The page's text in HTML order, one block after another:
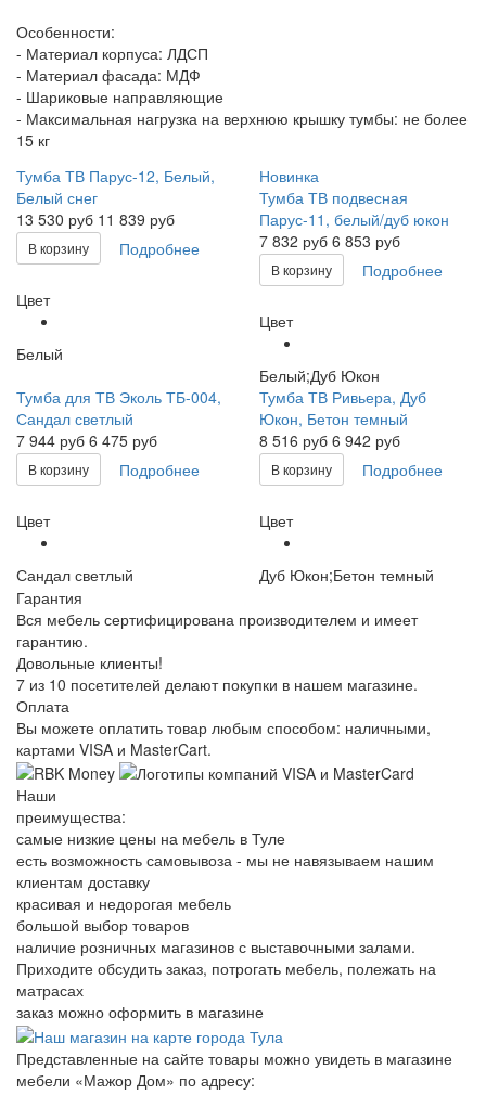
Особенности:
- Материал корпуса: ЛДСП
- Материал фасада: МДФ
- Шариковые направляющие
- Максимальная нагрузка на верхнюю крышку тумбы: не более
15 кг
Тумба ТВ Парус-12, Белый,
Белый снег
13 530 руб 11 839 руб
В корзину Подробнее
Цвет
Белый
Новинка
Тумба ТВ подвесная
Парус-11, белый/дуб юкон
7 832 руб 6 853 руб
В корзину Подробнее
Цвет
Белый;Дуб Юкон
Тумба для ТВ Эколь ТБ-004,
Сандал светлый
7 944 руб 6 475 руб
В корзину Подробнее
Цвет
Сандал светлый
Тумба ТВ Ривьера, Дуб
Юкон, Бетон темный
8 516 руб 6 942 руб
В корзину Подробнее
Цвет
Дуб Юкон;Бетон темный
Гарантия
Вся мебель сертифицирована производителем и имеет
гарантию.
Довольные клиенты!
7 из 10 посетителей делают покупки в нашем магазине.
Оплата
Вы можете оплатить товар любым способом: наличными,
картами VISA и MasterCart.
Наши
преимущества:
самые низкие цены на мебель в Туле
есть возможность самовывоза - мы не навязываем нашим
клиентам доставку
красивая и недорогая мебель
большой выбор товаров
наличие розничных магазинов с выставочными залами.
Приходите обсудить заказ, потрогать мебель, полежать на
матрасах
заказ можно оформить в магазине
Представленные на сайте товары можно увидеть в магазине
мебели «Мажор Дом» по адресу: